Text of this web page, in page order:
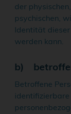
der
psychischen,
Identität
werden kann.
b)
Betroffene
identifizierbare